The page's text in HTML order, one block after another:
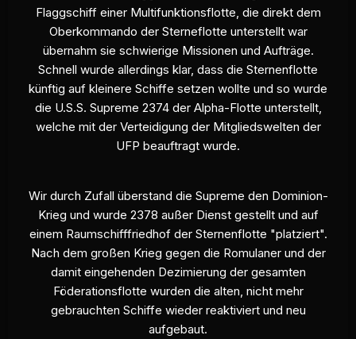
Flaggschiff einer Multifunktionsflotte, die direkt dem
Oberkommando der Sterneflotte unterstellt war
übernahm sie schwierige Missionen und Aufträge.
Schnell wurde allerdings klar, dass die Sternenflotte
künftig auf kleinere Schiffe setzen wollte und so wurde
die U.S.S. Supreme 2374 der Alpha-Flotte unterstellt,
welche mit der Verteidigung der Mitgliedswelten der
UFP beauftragt wurde.
Wir durch Zufall überstand die Supreme den Dominion-
Krieg und wurde 2378 außer Dienst gestellt und auf
einem Raumschifffriedhof der Sternenflotte "platziert".
Nach dem großen Krieg gegen die Romulaner und der
damit eingehenden Dezimierung der gesamten
Föderationsflotte wurden die alten, nicht mehr
gebrauchten Schiffe wieder reaktiviert und neu
aufgebaut.